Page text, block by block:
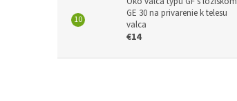
GE 30 na privarenie k telesu
valca
€14